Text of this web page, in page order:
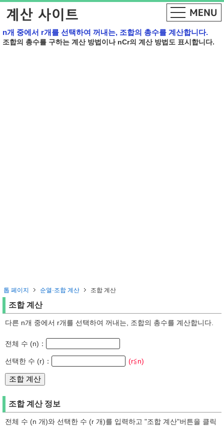
n개 중에서 r개를 선택하여 꺼내는, 조합의 총수를 계산합니다.
조합의 총수를 구하는 계산 방법이나 nCr의 계산 방법도 표시합니다.
톱 페이지 순열·조합 계산 조합 계산
조합 계산
다른 n개 중에서 r개를 선택하여 꺼내는, 조합의 총수를 계산합니다.
전체 수 (n)：
선택한 수 (r)： (r≦n)
조합 계산 정보
전체 수 (n 개)와 선택한 수 (r 개)를 입력하고 "조합 계산"버튼을 클릭